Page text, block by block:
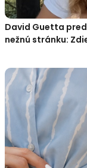
David Guetta
nežnú stránku: